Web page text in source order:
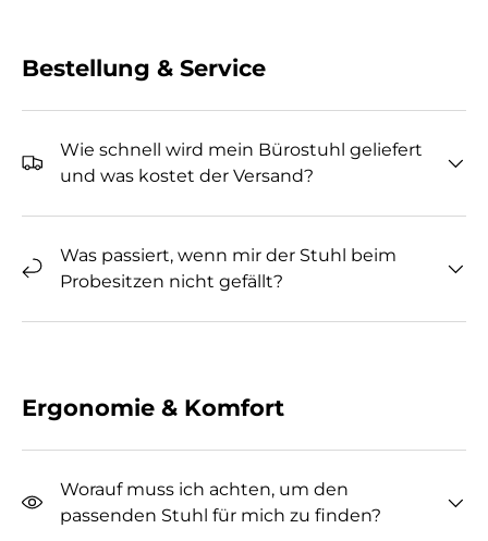
Bestellung & Service
Wie schnell wird mein Bürostuhl geliefert
und was kostet der Versand?
Was passiert, wenn mir der Stuhl beim
Probesitzen nicht gefällt?
Ergonomie & Komfort
Worauf muss ich achten, um den
passenden Stuhl für mich zu finden?